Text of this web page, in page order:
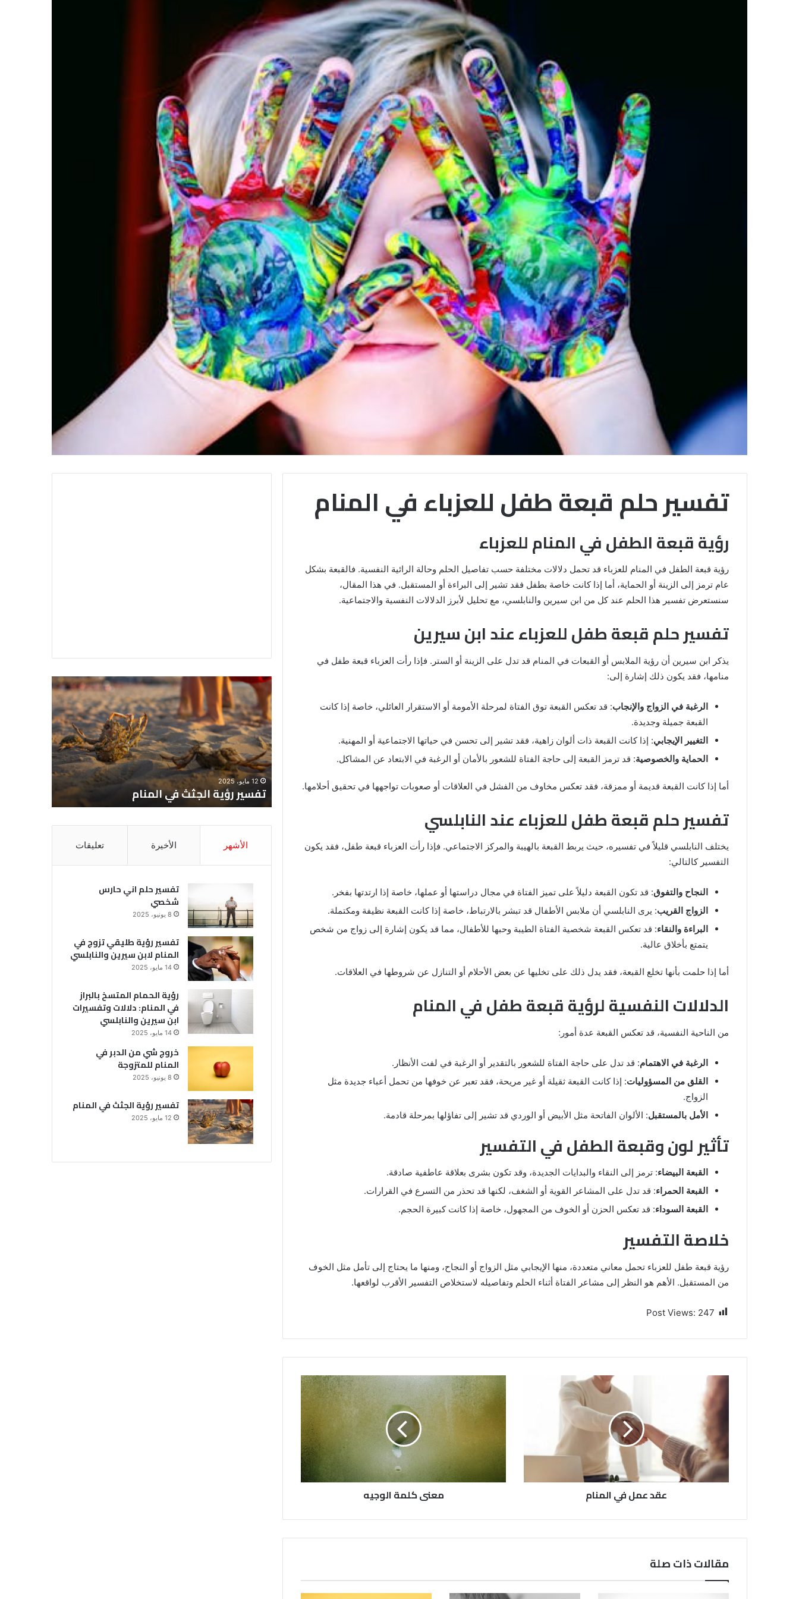
تفسير حلم قبعة طفل للعزباء في المنام
رؤية قبعة الطفل في المنام للعزباء
رؤية قبعة الطفل في المنام للعزباء قد تحمل دلالات مختلفة حسب تفاصيل الحلم وحالة الرائية النفسية. فالقبعة بشكل
عام ترمز إلى الزينة أو الحماية، أما إذا كانت خاصة بطفل فقد تشير إلى البراءة أو المستقبل. في هذا المقال،
سنستعرض تفسير هذا الحلم عند كل من ابن سيرين والنابلسي، مع تحليل لأبرز الدلالات النفسية والاجتماعية.
تفسير حلم قبعة طفل للعزباء عند ابن سيرين
يذكر ابن سيرين أن رؤية الملابس أو القبعات في المنام قد تدل على الزينة أو الستر. فإذا رأت العزباء قبعة طفل في
منامها، فقد يكون ذلك إشارة إلى:
الرغبة في الزواج والإنجاب: قد تعكس القبعة توق الفتاة لمرحلة الأمومة أو الاستقرار العائلي، خاصة إذا كانت
القبعة جميلة وجديدة.
التغيير الإيجابي: إذا كانت القبعة ذات ألوان زاهية، فقد تشير إلى تحسن في حياتها الاجتماعية أو المهنية.
الحماية والخصوصية: قد ترمز القبعة إلى حاجة الفتاة للشعور بالأمان أو الرغبة في الابتعاد عن المشاكل.
أما إذا كانت القبعة قديمة أو ممزقة، فقد تعكس مخاوف من الفشل في العلاقات أو صعوبات تواجهها في تحقيق أحلامها.
تفسير حلم قبعة طفل للعزباء عند النابلسي
يختلف النابلسي قليلاً في تفسيره، حيث يربط القبعة بالهيبة والمركز الاجتماعي. فإذا رأت العزباء قبعة طفل، فقد يكون
التفسير كالتالي:
النجاح والتفوق: قد تكون القبعة دليلاً على تميز الفتاة في مجال دراستها أو عملها، خاصة إذا ارتدتها بفخر.
الزواج القريب: يرى النابلسي أن ملابس الأطفال قد تبشر بالارتباط، خاصة إذا كانت القبعة نظيفة ومكتملة.
البراءة والنقاء: قد تعكس القبعة شخصية الفتاة الطيبة وحبها للأطفال، مما قد يكون إشارة إلى زواج من شخص
يتمتع بأخلاق عالية.
أما إذا حلمت بأنها تخلع القبعة، فقد يدل ذلك على تخليها عن بعض الأحلام أو التنازل عن شروطها في العلاقات.
الدلالات النفسية لرؤية قبعة طفل في المنام
من الناحية النفسية، قد تعكس القبعة عدة أمور:
الرغبة في الاهتمام: قد تدل على حاجة الفتاة للشعور بالتقدير أو الرغبة في لفت الأنظار.
القلق من المسؤوليات: إذا كانت القبعة ثقيلة أو غير مريحة، فقد تعبر عن خوفها من تحمل أعباء جديدة مثل
الزواج.
الأمل بالمستقبل: الألوان الفاتحة مثل الأبيض أو الوردي قد تشير إلى تفاؤلها بمرحلة قادمة.
تأثير لون وقبعة الطفل في التفسير
القبعة البيضاء: ترمز إلى النقاء والبدايات الجديدة، وقد تكون بشرى بعلاقة عاطفية صادقة.
القبعة الحمراء: قد تدل على المشاعر القوية أو الشغف، لكنها قد تحذر من التسرع في القرارات.
القبعة السوداء: قد تعكس الحزن أو الخوف من المجهول، خاصة إذا كانت كبيرة الحجم.
خلاصة التفسير
رؤية قبعة طفل للعزباء تحمل معاني متعددة، منها الإيجابي مثل الزواج أو النجاح، ومنها ما يحتاج إلى تأمل مثل الخوف
من المستقبل. الأهم هو النظر إلى مشاعر الفتاة أثناء الحلم وتفاصيله لاستخلاص التفسير الأقرب لواقعها.
Post Views: 247
عقد عمل في المنام معنى كلمة الوجيه
مقالات ذات صلة
رؤية
المتسخ
بالبراز
المنام:
دلالات
ابنرؤية الحمام المتسخ بالبراز في المنام:
دلالات وتفسيرات ابن سيرين والنابلسي
من
المنام
للمتزوجة
خروج شي من الدبر في المنام للمتزوجة
تفسير
رؤية
الجثث
في
المنام
12 مايو، 2025
تفسير رؤية الجثث في المنام
تفسير
اني
حارس
شخصي
الأشهر الأخيرة تعليقات
تفسير حلم اني حارس
شخصي
8 يونيو، 2025
تفسير رؤية طليقي تزوج في
المنام لابن سيرين والنابلسي
14 مايو، 2025
رؤية الحمام المتسخ بالبراز
في المنام: دلالات وتفسيرات
ابن سيرين والنابلسي
14 مايو، 2025
خروج شي من الدبر في
المنام للمتزوجة
8 يونيو، 2025
تفسير رؤية الجثث في المنام
12 مايو، 2025